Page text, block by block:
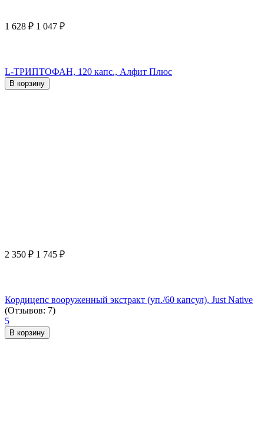
1 628 ₽ 1 047 ₽
L-ТРИПТОФАН, 120 капс., Алфит Плюс
В корзину
2 350 ₽ 1 745 ₽
Кордицепс вооруженный экстракт (уп./60 капсул), Just Native
(Отзывов: 7)
5
В корзину